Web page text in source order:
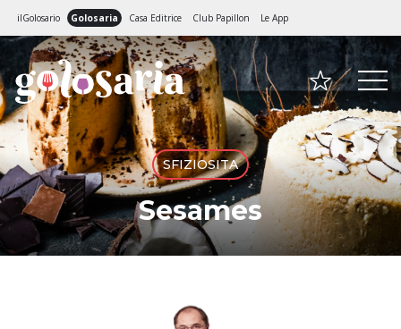
ilGolosario Golosaria Casa Editrice Club Papillon Le App
SFIZIOSITA
Sesames